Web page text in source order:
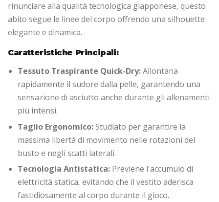
rinunciare alla qualità tecnologica giapponese, questo
abito segue le linee del corpo offrendo una silhouette
elegante e dinamica.
Caratteristiche Principali:
Tessuto Traspirante Quick-Dry:Allontana
rapidamente il sudore dalla pelle, garantendo una
sensazione di asciutto anche durante gli allenamenti
più intensi.
Taglio Ergonomico:Studiato per garantire la
massima libertà di movimento nelle rotazioni del
busto e negli scatti laterali.
Tecnologia Antistatica: Previene l'accumulo di
elettricità statica, evitando che il vestito aderisca
fastidiosamente al corpo durante il gioco.